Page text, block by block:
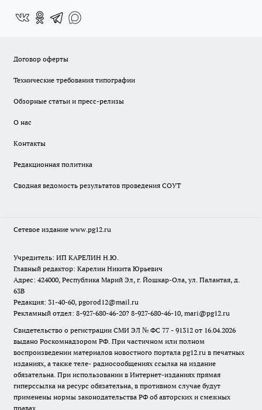
Договор оферты
Технические требования типографии
Обзорные статьи и пресс-релизы
О нас
Контакты
Редакционная политика
Сводная ведомость результатов проведения СОУТ
Сетевое издание www.pg12.ru
Учредитель: ИП КАРЕЛИН Н.Ю.
Главный редактор: Карелин Никита Юрьевич
Адрес: 424000, Республика Марий Эл, г. Йошкар-Ола, ул. Палантая, д.
63В
Редакция: 31-40-60, pgorod12@mail.ru
Рекламный отдел: 8-927-680-46-20? 8-927-680-46-10, mari@pg12.ru
Свидетельство о регистрации СМИ ЭЛ № ФС 77 - 91312 от 16.04.2026
выдано Роскомнадзором РФ. При частичном или полном
воспроизведении материалов новостного портала pg12.ru в печатных
изданиях, а также теле- радиосообщениях ссылка на издание
обязательна. При использовании в Интернет-изданиях прямая
гиперссылка на ресурс обязательна, в противном случае будут
применены нормы законодательства РФ об авторских и смежных
правах.